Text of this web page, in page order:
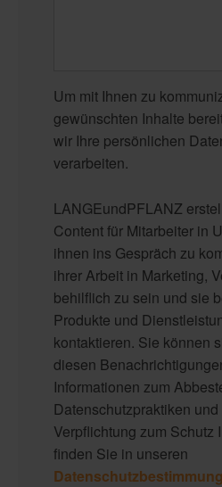
Um mit Ihnen zu
gewünschten Inhalte
wir Ihre persönlichen
verarbeiten.
LANGEundPFLANZ
Content für Mitarbeiter in
ihnen ins Gespräch zu
ihrer Arbeit in Marketing,
behilflich zu sein und sie
Produkte und
kontaktieren. Sie können
diesen
Informationen zum
Datenschutzpraktiken
Verpflichtung zum Schutz
finden Sie in unseren